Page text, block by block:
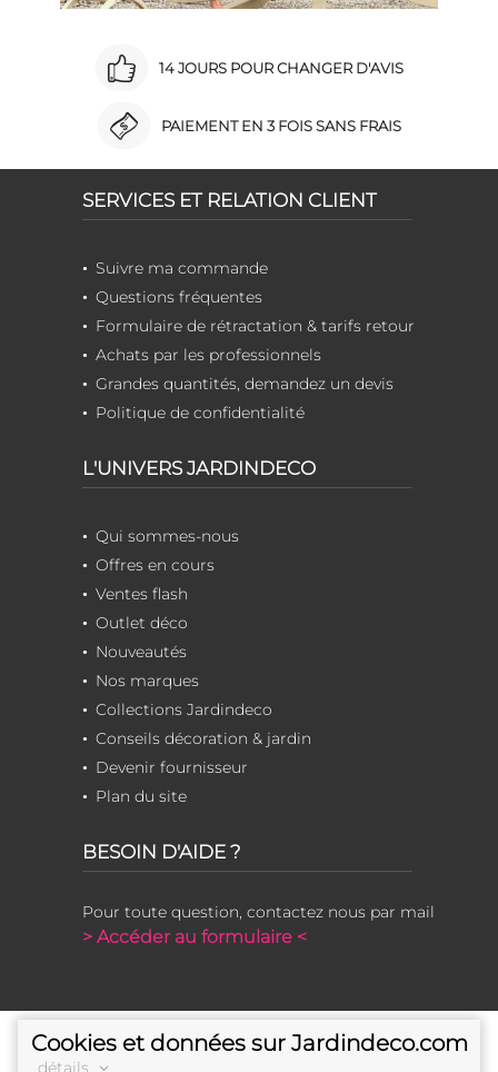
14 JOURS POUR CHANGER D'AVIS
PAIEMENT EN 3 FOIS SANS FRAIS
SERVICES ET RELATION CLIENT
Suivre ma commande
Questions fréquentes
Formulaire de rétractation & tarifs retour
Achats par les professionnels
Grandes quantités, demandez un devis
Politique de confidentialité
L'UNIVERS JARDINDECO
Qui sommes-nous
Offres en cours
Ventes flash
Outlet déco
Nouveautés
Nos marques
Collections Jardindeco
Conseils décoration & jardin
Devenir fournisseur
Plan du site
BESOIN D'AIDE ?
Pour toute question, contactez nous par mail
> Accéder au formulaire <
Cookies et données sur Jardindeco.com
détails